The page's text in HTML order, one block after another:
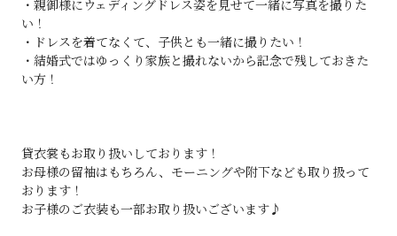
・親御様にウェディングドレス姿を見せて一緒に写真を撮りた
い！
・ドレスを着てなくて、子供とも一緒に撮りたい！
・結婚式ではゆっくり家族と撮れないから記念で残しておきた
い方！
貸衣裳もお取り扱いしております！
お母様の留袖はもちろん、モーニングや附下なども取り扱って
おります！
お子様のご衣装も一部お取り扱いございます♪